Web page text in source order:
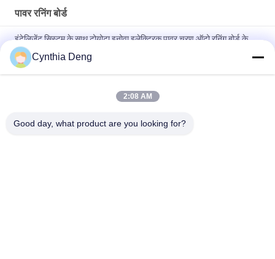
पावर रनिंग बोर्ड
इंटेलिजेंट सिस्टम के साथ टोयोटा इनोवा इलेक्ट्रिक पावर चरण ऑटो रनिंग बोर्ड के
लिए
कैडिलैक एक्सटी 5 / एसआरएक्स ब्लैक कस्टम इलेक्ट्रिक स्टेप बार्स ऑटो स्पेयर
Cynthia Deng
2:08 AM
Good day, what product are you looking for?